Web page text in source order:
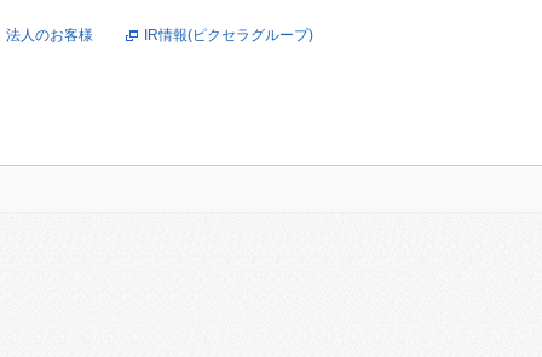
法人のお客様 IR情報(ピクセラグループ)